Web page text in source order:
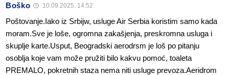
Boško 10.09.2025. 14:52
Poštovanje.Iako iz Srbijw, usluge Air Serbia koristim samo kada
moram.Sve je loše, ogromna zakašjenja, preskromna usluga i
skuplje karte.Usput, Beogradski aerodrsm je loš po pitanju
osoblja koje vam može pružiti bilo kakvu pomoć, toaleta
PREMALO, pokretnih staza nema niti usluge prevoza.Aeridrom